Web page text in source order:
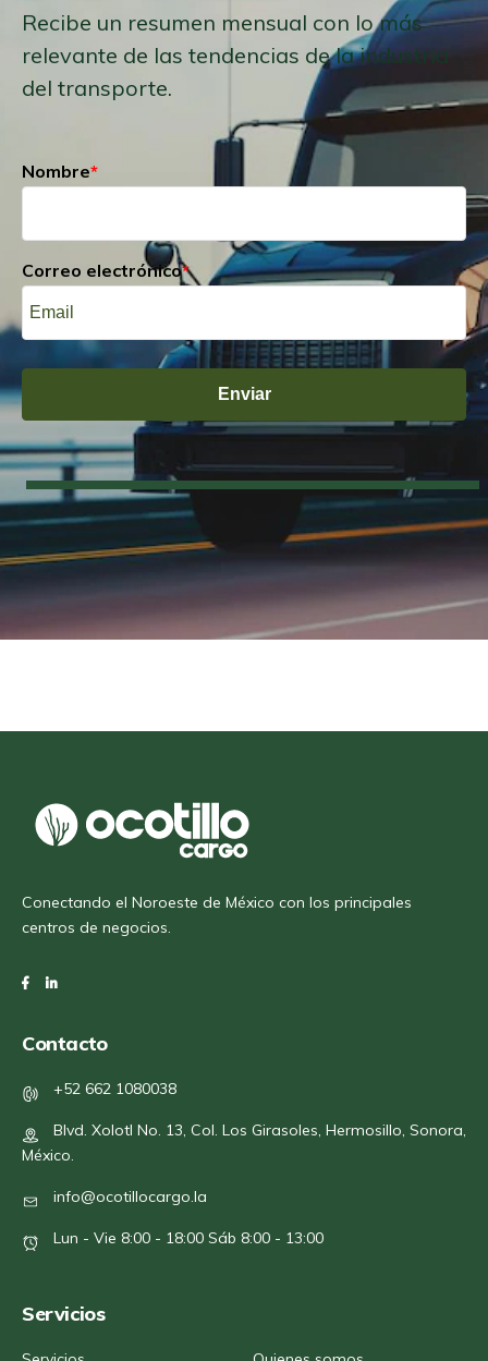
Recibe un resumen mensual con lo más
relevante de las tendencias de la industria
del transporte.
Nombre*
Correo electrónico*
Conectando el Noroeste de México con los principales
centros de negocios.
Contacto
+52 662 1080038
Blvd. Xolotl No. 13, Col. Los Girasoles, Hermosillo, Sonora,
México.
info@ocotillocargo.la
Lun - Vie 8:00 - 18:00 Sáb 8:00 - 13:00
Servicios